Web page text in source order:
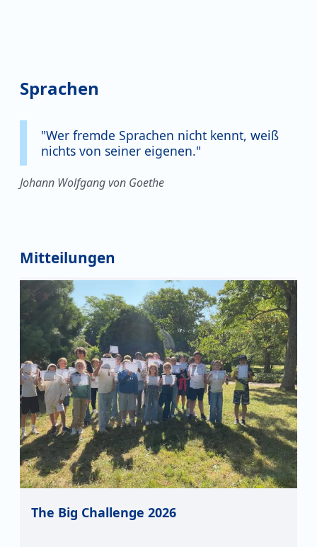
Sprachen
"Wer fremde Sprachen nicht kennt, weiß
nichts von seiner eigenen."
Johann Wolfgang von Goethe
Mitteilungen
The Big Challenge 2026